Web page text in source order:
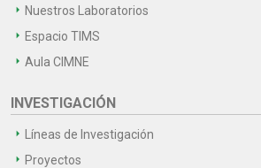
Nuestros Laboratorios
Espacio TIMS
Aula CIMNE
INVESTIGACIÓN
Líneas de Investigación
Proyectos